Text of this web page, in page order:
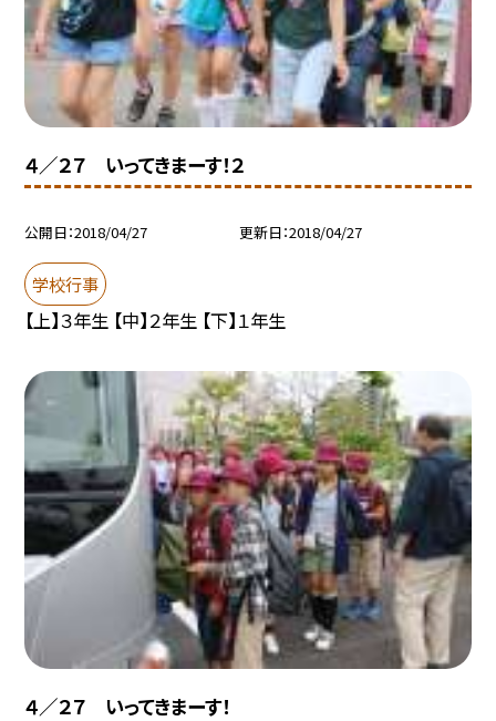
４／２７ いってきまーす！２
公開日 2018/04/27 更新日 2018/04/27
学校行事
【上】３年生 【中】２年生 【下】１年生
４／２７ いってきまーす！